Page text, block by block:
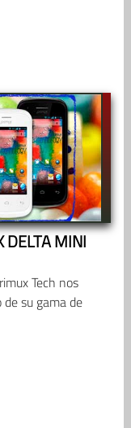
DELTA MINI
Tech nos
su gama de